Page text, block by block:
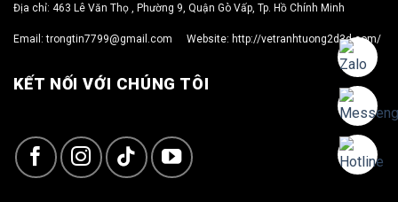
Địa chỉ: 463 Lê Văn Thọ , Phường 9, Quận Gò Vấp, Tp. Hồ Chính Minh
Email:trongtin7799@gmail.com Website: http://vetranhtuong2d3d.com/
KẾT NỐI VỚI CHÚNG TÔI